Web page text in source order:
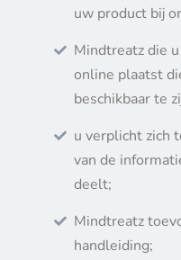
uw product bij
Mindtreatz die
online plaatst
beschikbaar te
u verplicht zich
van de
deelt;
Mindtreatz
handleiding;